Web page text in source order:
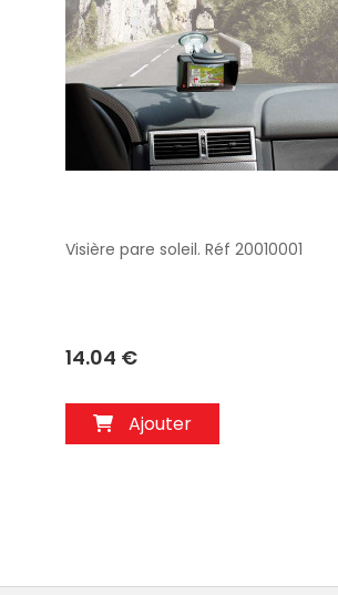
Aperçu
Visière pare soleil. Réf 20010001
14.04 €
Ajouter